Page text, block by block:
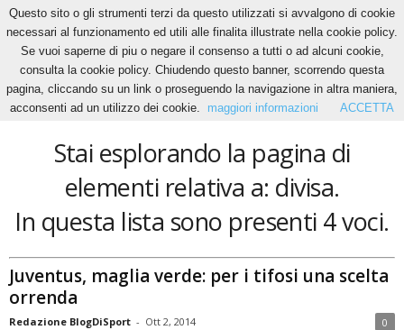
Home Tags Divisa
divisa
Stai esplorando la pagina di
elementi relativa a: divisa.
In questa lista sono presenti 4 voci.
Juventus, maglia verde: per i tifosi una scelta
orrenda
Redazione BlogDiSport - Ott 2, 2014 0
Questo sito o gli strumenti terzi da questo utilizzati si avvalgono di cookie
necessari al funzionamento ed utili alle finalita illustrate nella cookie policy.
Se vuoi saperne di piu o negare il consenso a tutti o ad alcuni cookie,
consulta la cookie policy. Chiudendo questo banner, scorrendo questa
pagina, cliccando su un link o proseguendo la navigazione in altra maniera,
acconsenti ad un utilizzo dei cookie.
maggiori informazioni ACCETTA